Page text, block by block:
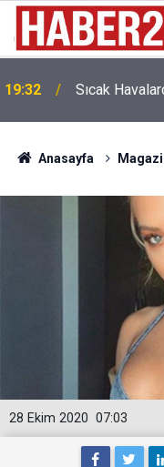
19:32 Sıcak
Anasayfa
07:03
28 Ekim 2020